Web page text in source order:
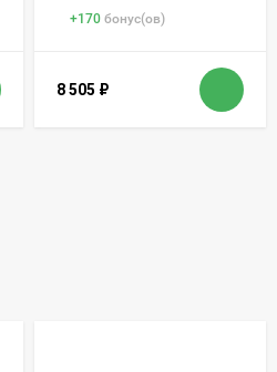
+170 бонус(ов)
8 505 ₽